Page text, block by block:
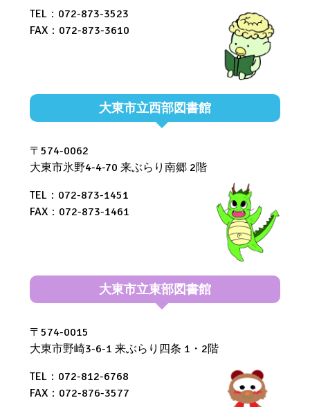
TEL：072-873-3523
FAX：072-873-3610
大東市立西部図書館
〒574-0062
大東市氷野4-4-70 来ぶらり南郷 2階
TEL：072-873-1451
FAX：072-873-1461
大東市立東部図書館
〒574-0015
大東市野崎3-6-1 来ぶらり四条 1・2階
TEL：072-812-6768
FAX：072-876-3577